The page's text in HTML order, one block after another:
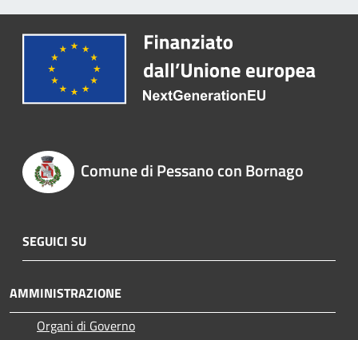
Comune di Pessano con Bornago
SEGUICI SU
AMMINISTRAZIONE
Organi di Governo